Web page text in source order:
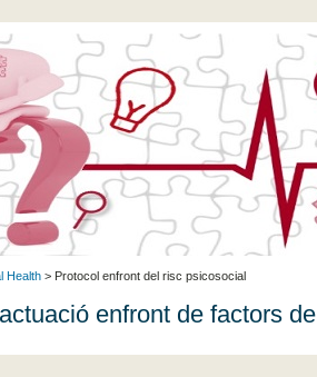
Health > Protocol enfront del risc psicosocial
enfront de factors